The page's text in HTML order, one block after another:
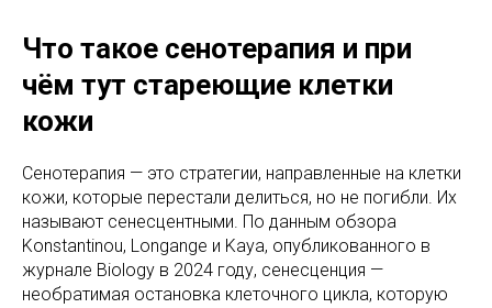
Что такое сенотерапия и при
чём тут стареющие клетки
кожи
Сенотерапия — это стратегии, направленные на клетки
кожи, которые перестали делиться, но не погибли. Их
называют сенесцентными. По данным обзора
Konstantinou, Longange и Kaya, опубликованного в
журнале Biology в 2024 году, сенесценция —
необратимая остановка клеточного цикла, которую